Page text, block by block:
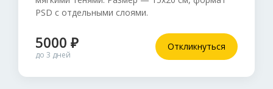
PSD с отдельными слоями.
5000 ₽
до 3 дней
Откликнуться